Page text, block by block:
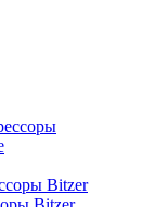
Bitzer